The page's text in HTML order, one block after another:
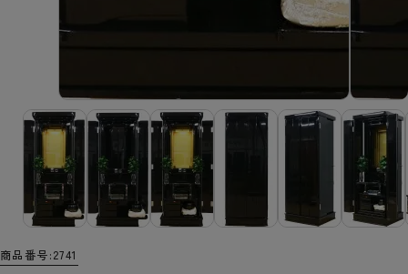
商品番号 2741